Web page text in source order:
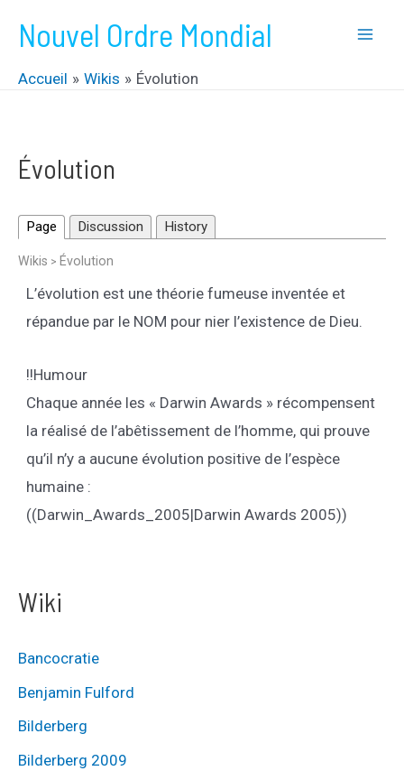
contenu
Nouvel Ordre Mondial
Accueil Wikis Évolution
Wiki
Bancocratie
Benjamin Fulford
Bilderberg
Bilderberg 2009
Évolution
Page Discussion History
Wikis > Évolution
L’évolution est une théorie fumeuse inventée et
répandue par le NOM pour nier l’existence de Dieu.
!!Humour
Chaque année les « Darwin Awards » récompensent
la réalisé de l’abêtissement de l’homme, qui prouve
qu’il n’y a aucune évolution positive de l’espèce
humaine :
((Darwin_Awards_2005|Darwin Awards 2005))